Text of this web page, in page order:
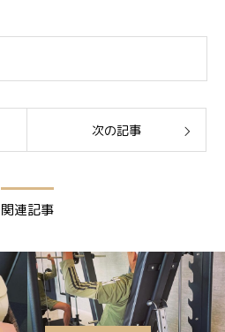
次の記事
関連記事